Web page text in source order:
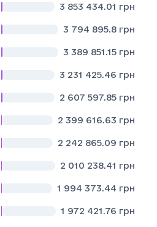
3 853 434.01 грн
3 794 895.8 грн
3 389 851.15 грн
3 231 425.46 грн
2 607 597.85 грн
2 399 616.63 грн
2 242 865.09 грн
2 010 238.41 грн
1 994 373.44 грн
1 972 421.76 грн